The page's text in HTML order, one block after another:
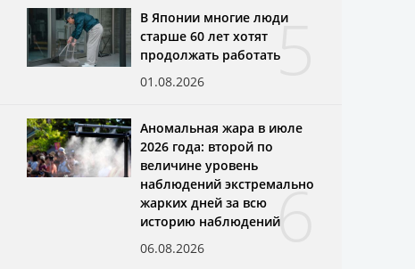
5
В Японии многие люди
старше 60 лет хотят
продолжать работать
01.08.2026
6
Аномальная жара в июле
2026 года: второй по
величине уровень
наблюдений экстремально
жарких дней за всю
историю наблюдений
06.08.2026